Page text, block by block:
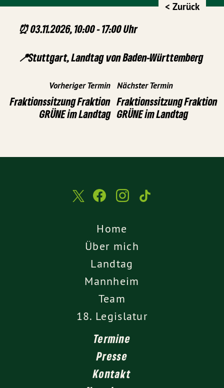
< Zurück
⏰ 03.11.2026, 10:00 - 17:00 Uhr
📍Stuttgart, Landtag von Baden-Württemberg
Vorheriger Termin
Fraktionssitzung Fraktion
GRÜNE im Landtag
Nächster Termin
Fraktionssitzung Fraktion
GRÜNE im Landtag
Home
Über mich
Landtag
Mannheim
Team
18. Legislatur
Termine
Presse
Kontakt